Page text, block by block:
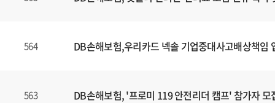
564 DB손해보험,우리카드 넥솔 기업중대사고배상책임
563 DB손해보험, '프로미 119 안전리더 캠프' 참가자 모